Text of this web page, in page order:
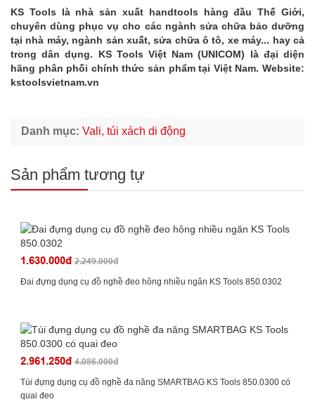
KS Tools là nhà sản xuất handtools hàng đầu Thế Giới,
chuyên dùng phục vụ cho các ngành sửa chữa bảo dưỡng
tại nhà máy, ngành sản xuất, sửa chữa ô tô, xe máy... hay cả
trong dân dụng. KS Tools Việt Nam (UNICOM) là đại diện
hãng phân phối chính thức sản phẩm tại Việt Nam. Website:
kstoolsvietnam.vn
Danh mục: Vali, túi xách di động
Sản phẩm tương tự
1.630.000đ 2.249.000đ
Đai đựng dụng cụ đồ nghề đeo hông nhiều ngăn KS Tools 850.0302
2.961.250đ 4.086.000đ
Túi đựng dụng cụ đồ nghề đa năng SMARTBAG KS Tools 850.0300 có
quai đeo